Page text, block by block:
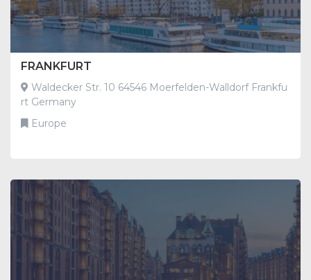
FRANKFURT
Waldecker Str. 10 64546 Moerfelden-Walldorf Frankfu
rt Germany
Europe